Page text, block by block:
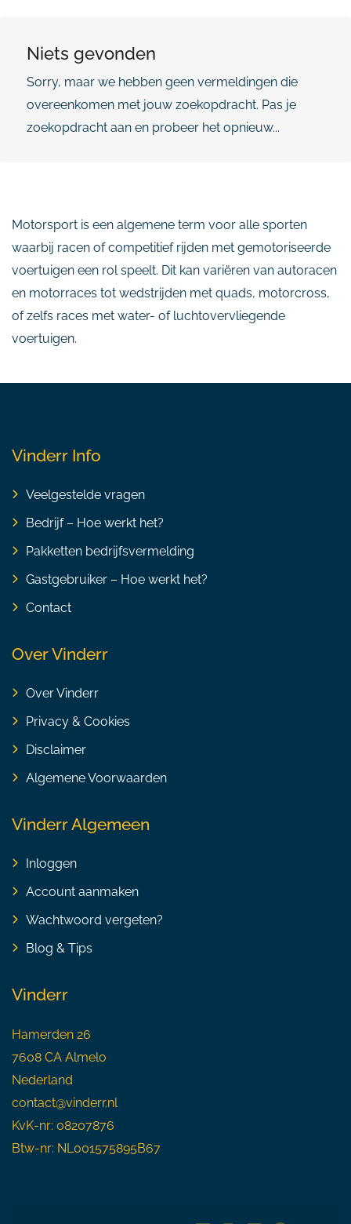
Niets gevonden
Sorry, maar we hebben geen vermeldingen die
overeenkomen met jouw zoekopdracht. Pas je
zoekopdracht aan en probeer het opnieuw...
Motorsport is een algemene term voor alle sporten
waarbij racen of competitief rijden met gemotoriseerde
voertuigen een rol speelt. Dit kan variëren van autoracen
en motorraces tot wedstrijden met quads, motorcross,
of zelfs races met water- of luchtovervliegende
voertuigen.
Vinderr Info
Veelgestelde vragen
Bedrijf – Hoe werkt het?
Pakketten bedrijfsvermelding
Gastgebruiker – Hoe werkt het?
Contact
Over Vinderr
Over Vinderr
Privacy & Cookies
Disclaimer
Algemene Voorwaarden
Vinderr Algemeen
Inloggen
Account aanmaken
Wachtwoord vergeten?
Blog & Tips
Vinderr
Hamerden 26
7608 CA Almelo
Nederland
contact@vinderr.nl
KvK-nr: 08207876
Btw-nr: NL001575895B67